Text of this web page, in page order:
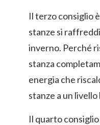
Il terzo consiglio
stanze si
inverno. Perché
stanza
energia che
stanze a un
Il quarto